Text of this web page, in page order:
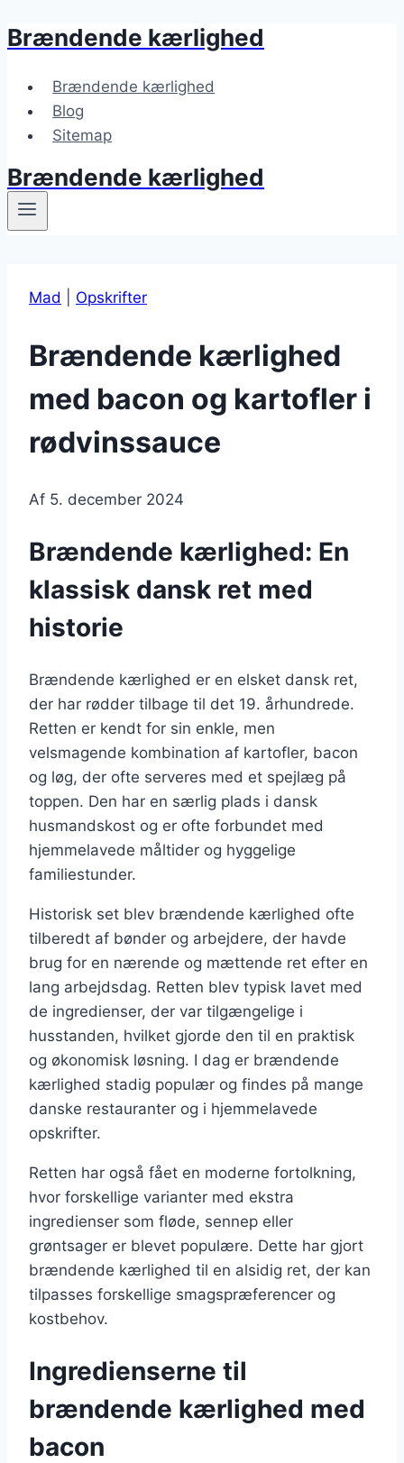
Fortsæt
indhold
Brændende kærlighed
Brændende kærlighed
Blog
Sitemap
Brændende kærlighed
Mad Opskrifter
Brændende kærlighed
med bacon og kartofler i
rødvinssauce
Af 5. december 2024
Brændende kærlighed: En
klassisk dansk ret med
historie
Brændende kærlighed er en elsket dansk ret,
der har rødder tilbage til det 19. århundrede.
Retten er kendt for sin enkle, men
velsmagende kombination af kartofler, bacon
og løg, der ofte serveres med et spejlæg på
toppen. Den har en særlig plads i dansk
husmandskost og er ofte forbundet med
hjemmelavede måltider og hyggelige
familiestunder.
Historisk set blev brændende kærlighed ofte
tilberedt af bønder og arbejdere, der havde
brug for en nærende og mættende ret efter en
lang arbejdsdag. Retten blev typisk lavet med
de ingredienser, der var tilgængelige i
husstanden, hvilket gjorde den til en praktisk
og økonomisk løsning. I dag er brændende
kærlighed stadig populær og findes på mange
danske restauranter og i hjemmelavede
opskrifter.
Retten har også fået en moderne fortolkning,
hvor forskellige varianter med ekstra
ingredienser som fløde, sennep eller
grøntsager er blevet populære. Dette har gjort
brændende kærlighed til en alsidig ret, der kan
tilpasses forskellige smagspræferencer og
kostbehov.
Ingredienserne til
brændende kærlighed med
bacon